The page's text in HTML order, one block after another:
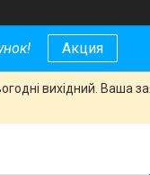
Акция
вихідний. Ваша